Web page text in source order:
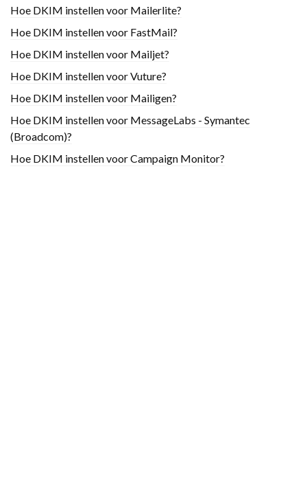
Hoe DKIM instellen voor Mailerlite?
Hoe DKIM instellen voor FastMail?
Hoe DKIM instellen voor Mailjet?
Hoe DKIM instellen voor Vuture?
Hoe DKIM instellen voor Mailigen?
Hoe DKIM instellen voor MessageLabs - Symantec
(Broadcom)?
Hoe DKIM instellen voor Campaign Monitor?